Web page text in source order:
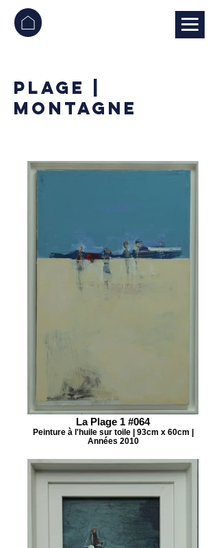
Plage |
Montagne
La Plage 1 #064
Peinture à l'huile sur toile | 93cm x 60cm |
Années 2010